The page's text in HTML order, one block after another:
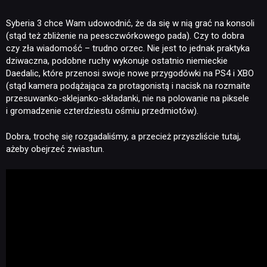
NEWSY
RECENZJE
PUBLICYSTYKA
Syberia 3 chce Wam udowodnić, że da się w nią grać na konsoli
(stąd też zbliżenie na peesczwórkowego pada). Czy to dobra
czy zła wiadomość – trudno orzec. Nie jest to jednak praktyka
dziwaczna, podobne ruchy wykonuje ostatnio niemieckie
Daedalic, które przenosi swoje nowe przygodówki na PS4 i XBO
(stąd kamera podążająca za protagonistą i nacisk na rozmaite
przesuwanko-sklejanko-składanki, nie na polowanie na piksele
i gromadzenie czterdziestu ośmiu przedmiotów).
Dobra, trochę się rozgadaliśmy, a przecież przyszliście tutaj,
ażeby obejrzeć zwiastun.